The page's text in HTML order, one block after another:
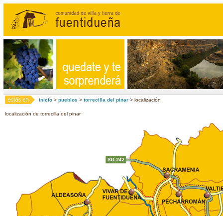
inicio > pueblos > torrecilla del pinar > localización
localización de torrecilla del pinar